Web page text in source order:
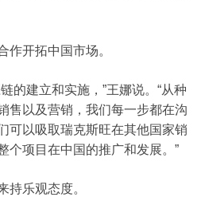
作开拓中国市场。
的建立和实施，”王娜说。“从种
售以及营销，我们每一步都在沟
可以吸取瑞克斯旺在其他国家销
个项目在中国的推广和发展。”
持乐观态度。